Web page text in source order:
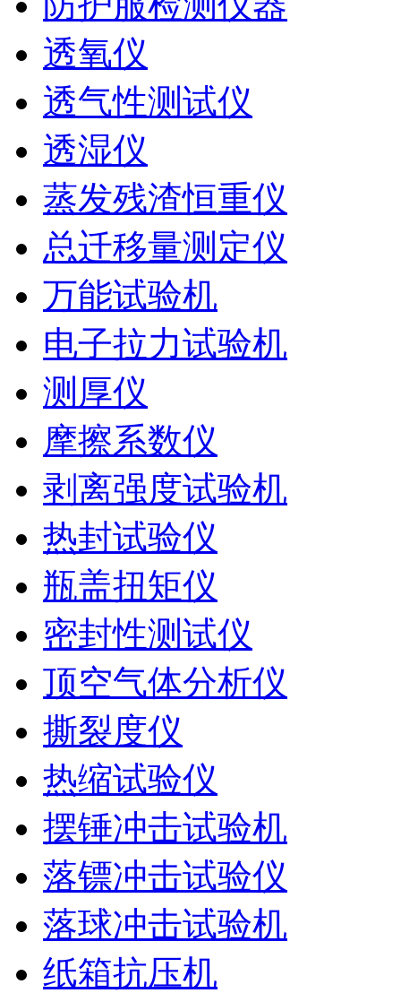
透氧仪
透气性测试仪
透湿仪
蒸发残渣恒重仪
总迁移量测定仪
万能试验机
电子拉力试验机
测厚仪
摩擦系数仪
剥离强度试验机
热封试验仪
瓶盖扭矩仪
密封性测试仪
顶空气体分析仪
撕裂度仪
热缩试验仪
摆锤冲击试验机
落镖冲击试验仪
落球冲击试验机
纸箱抗压机